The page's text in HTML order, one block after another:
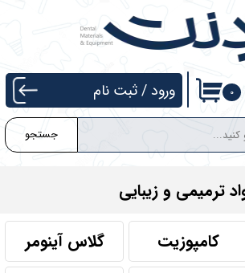
جستجو
۰ ورود /ثبت نام
ترمیمی و زیبایی
کامپوزیت
گلاس آینومر